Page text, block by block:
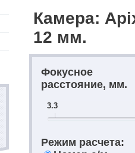
Камера:
12 мм.
Фокусное
расстояние, мм.
3.3
Режим расчета: